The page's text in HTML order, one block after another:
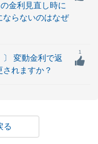
金利見直し時に
ならないのはなぜ
〕 変動金利で返
れますか？
1
る